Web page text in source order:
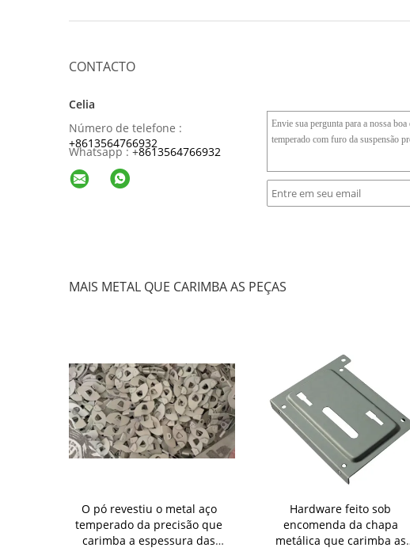
CONTACTO
Celia
Número de telefone :
+8613564766932
Whatsapp :+8613564766932
MAIS METAL QUE CARIMBA AS PEÇAS
O pó revestiu o metal aço
temperado da precisão que
carimba a espessura das
Hardware feito sob
encomenda da chapa
metálica que carimba as